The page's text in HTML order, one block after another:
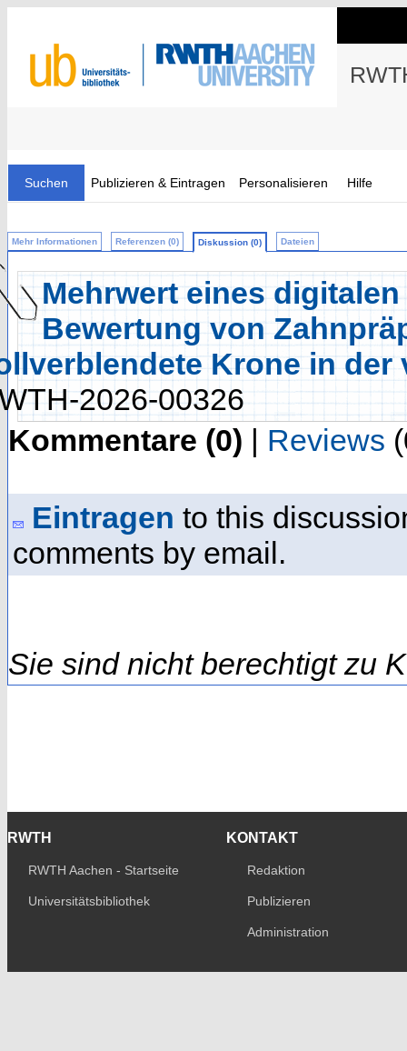
Suchen Publizieren & Eintragen Personalisieren Hilfe
Mehr Informationen Referenzen (0) Diskussion (0) Dateien
Mehrwert eines
Bewertung von
Krone in
2026-00326
Kommentare (0) | Reviews
Eintragen to this
comments by email.
Sie sind nicht berechtigt zu
RWTH
RWTH Aachen - Startseite
Universitätsbibliothek
KONTAKT
Redaktion
Publizieren
Administration